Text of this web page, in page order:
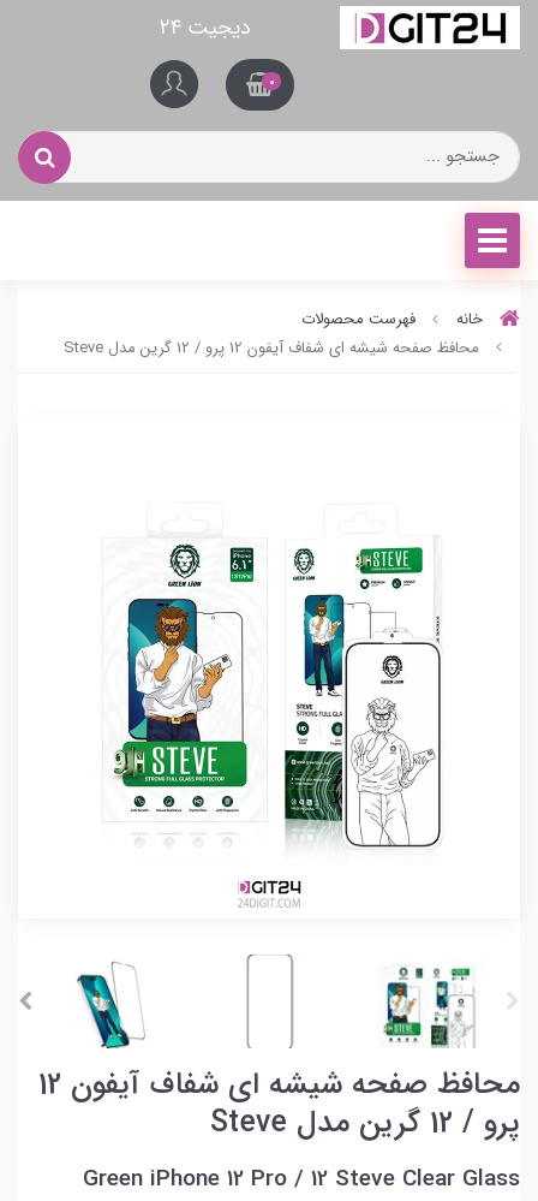
دیجیت ۲۴
0
خانه
فهرست محصولات
محافظ صفحه شیشه ای شفاف آیفون 12 پرو / 12 گرین مدل Steve
محافظ صفحه شیشه ای شفاف آیفون 12
پرو / 12 گرین مدل Steve
Green iPhone 12 Pro / 12 Steve Clear Glass